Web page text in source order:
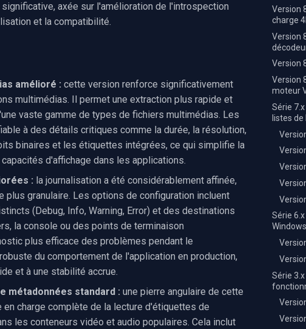
Version
charge
Version
Version
Version
moteur
Série
listes
Série
Série
axée sur l'amélioration de l'introspection
et la compatibilité.
amélioré : cette version renforce significativement
multimédias. Il permet une extraction plus rapide et
vaste gamme de types de fichiers multimédias. Les
à des détails critiques comme la durée, la résolution,
binaires et les étiquettes intégrées, ce qui simplifie la
d'affichage dans les applications.
: la journalisation a été considérablement affinée,
plus granulaire. Les options de configuration incluent
(Debug, Info, Warning, Error) et des destinations
la console ou des points de terminaison
plus efficace des problèmes pendant le
du comportement de l'application en production,
et à une stabilité accrue.
métadonnées standard : une pierre angulaire de cette
charge complète de la lecture d'étiquettes de
les conteneurs vidéo et audio populaires. Cela inclut